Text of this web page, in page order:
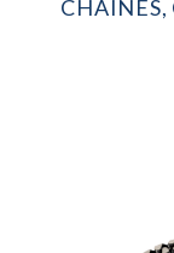
CHAÎNES,